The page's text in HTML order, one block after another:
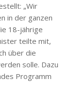
„Wir
in der ganzen
18-jährige
teilte mit,
über die
solle. Dazu
Programm